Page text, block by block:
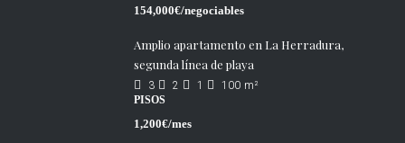
154,000€/negociables
Amplio apartamento en La Herradura,
segunda línea de playa
3 2 1 100 m²
PISOS
1,200€/mes